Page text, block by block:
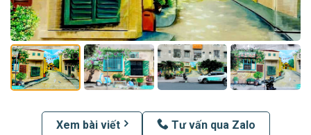
Xem bài viết Tư vấn qua Zalo